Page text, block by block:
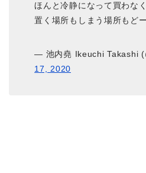
ほんと冷静になって買わな
置く場所もしまう場所もど
— 池内堯 Ikeuchi Takashi
17, 2020